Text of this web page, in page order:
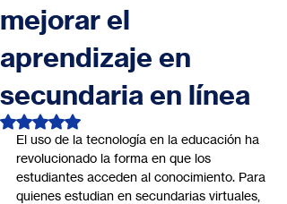
mejorar el
aprendizaje en
secundaria en línea
Obtuvo NaN de 5 estrellas.
El uso de la tecnología en la educación ha
revolucionado la forma en que los
estudiantes acceden al conocimiento. Para
quienes estudian en secundarias virtuales,